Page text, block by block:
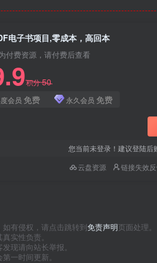
电子书项目,零成本，高回本
付费资源，请付费后查看
积分50
会员 免费 永久会员 免费
您当前未登录！建议登陆后
云盘资源
链接失效
有侵权，请点击跳转到免责声明页面处理。
实性负责。
现请向站长举报。
一时间更新。